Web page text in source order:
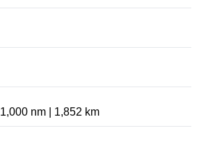
1,000 nm | 1,852 km